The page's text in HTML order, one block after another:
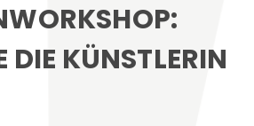
DIE KÜNSTLERIN